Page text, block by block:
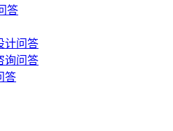
答
计问答
询问答
答